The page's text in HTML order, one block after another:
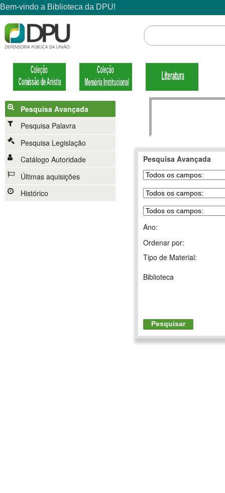
Pesquisa Avançada
Pesquisa Palavra
Pesquisa Legislação
Catálogo Autoridade
Últimas aquisições
Histórico
Pesquisa Avançada
Ano:
Ordenar por:
Tipo de Material:
Biblioteca
Pesquisar